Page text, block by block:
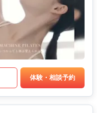
体験・相談予約